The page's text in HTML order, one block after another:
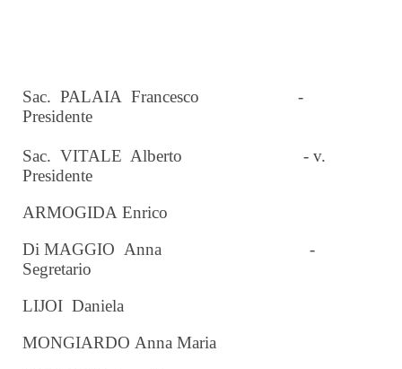
Sac. PALAIA Francesco -
Presidente
Sac. VITALE Alberto - v.
Presidente
ARMOGIDA Enrico
Di MAGGIO Anna -
Segretario
LIJOI Daniela
MONGIARDO Anna Maria